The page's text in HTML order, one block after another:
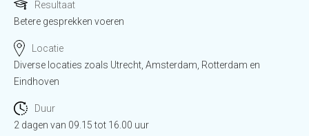
Resultaat
Betere gesprekken voeren
Locatie
Diverse locaties zoals Utrecht, Amsterdam, Rotterdam en
Eindhoven
Duur
2 dagen van 09.15 tot 16.00 uur